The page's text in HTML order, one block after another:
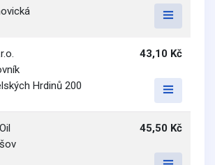
Hrdinů 200
43,10 Kč
45,50 Kč